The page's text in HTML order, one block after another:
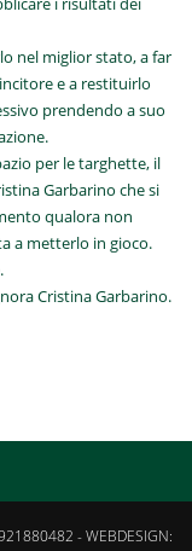
nel miglior stato, a far
e a restituirlo
prendendo a suo
per le targhette, il
Garbarino che si
qualora non
a metterlo in gioco.
Cristina Garbarino.
- WEBDESIGN: